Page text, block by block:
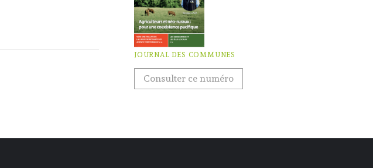
JOURNAL DES COMMUNES
Consulter ce numéro